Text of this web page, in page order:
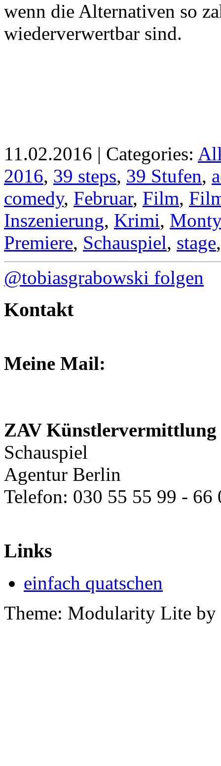
wenn die Alternativen so
wiederverwertbar sind.
11.02.2016 | Categories:
2016, 39 steps, 39 Stufen,
comedy, Februar, Film,
Inszenierung, Krimi,
Premiere, Schauspiel, stage
@tobiasgrabowski folgen
Kontakt
Meine Mail:
ZAV Künstlervermittlung
Schauspiel
Agentur Berlin
Telefon: 030 55 55 99 - 66
Links
einfach quatschen
Theme: Modularity Lite by